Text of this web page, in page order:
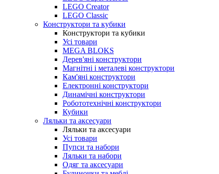
LEGO Creator
LEGO Classic
Конструктори та кубики
Конструктори та кубики
Усі товари
MEGA BLOKS
Дерев'яні конструктори
Магнітні і металеві конструктори
Кам'яні конструктори
Електронні конструктори
Динамічні конструктори
Робототехнічні конструктори
Кубики
Ляльки та аксесуари
Ляльки та аксесуари
Усі товари
Пупси та набори
Ляльки та набори
Одяг та аксесуари